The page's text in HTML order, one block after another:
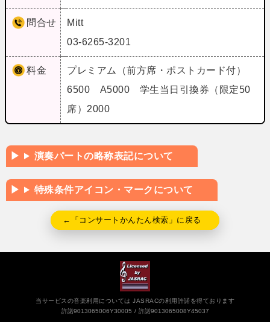
問合せ
Mitt
03-6265-3201
料金
プレミアム（前方席・ポストカード付）
6500 A5000 学生当日引換券（限定50
席）2000
演奏パートの略称表記について
特殊条件アイコン・マークについて
←「コンサートかんたん検索」に戻る
当サービスの音楽利用については JASRACの利用許諾を得ております
許諾9013065006Y30005
許諾9013065008Y45037